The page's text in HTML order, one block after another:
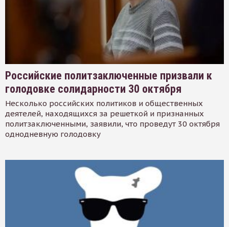
Российские политзаключенные призвали к
голодовке солидарности 30 октября
Несколько российских политиков и общественных
деятелей, находящихся за решеткой и признанных
политзаключенными, заявили, что проведут 30 октября
однодневную голодовку